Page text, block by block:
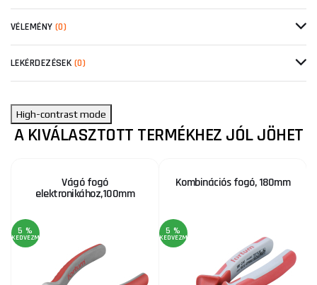
VÉLEMÉNY (0)
LEKÉRDEZÉSEK (0)
High-contrast mode
A KIVÁLASZTOTT TERMÉKHEZ JÓL JÖHET
Vágó fogó
elektronikához,100mm
5 %
KEDVEZMÉNY
Kombinációs fogó, 180mm
5 %
KEDVEZMÉNY